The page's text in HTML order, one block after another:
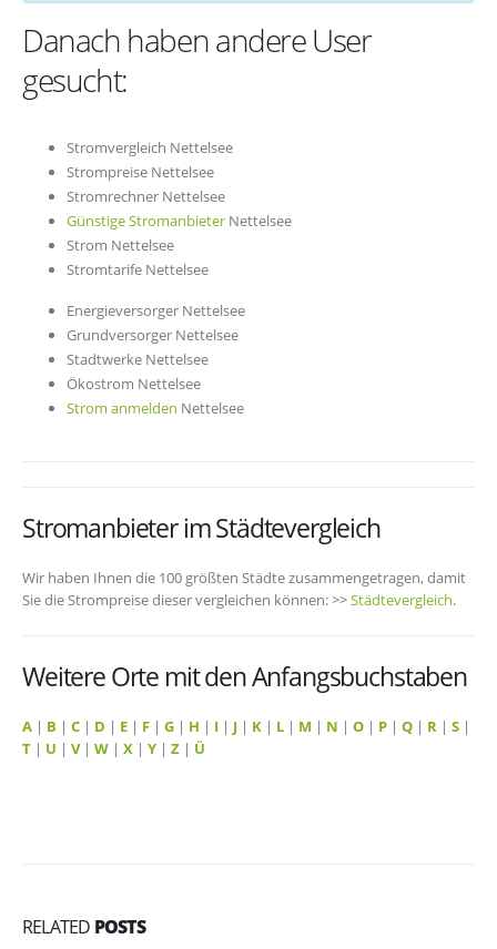
Danach haben andere User
gesucht:
Stromvergleich Nettelsee
Strompreise Nettelsee
Stromrechner Nettelsee
Günstige Stromanbieter Nettelsee
Strom Nettelsee
Stromtarife Nettelsee
Energieversorger Nettelsee
Grundversorger Nettelsee
Stadtwerke Nettelsee
Ökostrom Nettelsee
Strom anmelden Nettelsee
Stromanbieter im Städtevergleich
Wir haben Ihnen die 100 größten Städte zusammengetragen, damit
Sie die Strompreise dieser vergleichen können: >>Städtevergleich.
Weitere Orte mit den Anfangsbuchstaben
A | B | C | D | E | F | G | H | I | J | K | L | M | N | O | P | Q | R | S |
T | U | V| W | X | Y | Z | Ü
RELATED POSTS